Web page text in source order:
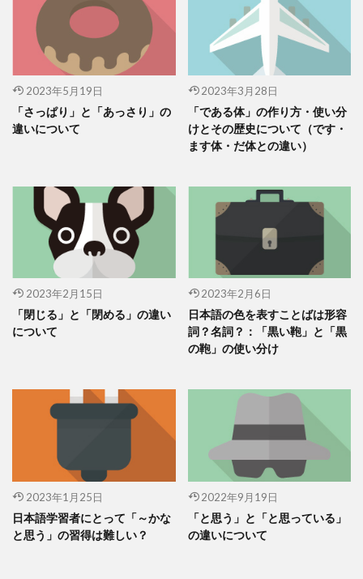
2023年5月19日
「さっぱり」と「あっさり」の
違いについて
2023年3月28日
「である体」の作り方・使い分
けとその歴史について（です・
ます体・だ体との違い）
2023年2月15日
「閉じる」と「閉める」の違い
について
2023年2月6日
日本語の色を表すことばは形容
詞？名詞？：「黒い鞄」と「黒
の鞄」の使い分け
2023年1月25日
日本語学習者にとって「～かな
と思う」の習得は難しい？
2022年9月19日
「と思う」と「と思っている」
の違いについて